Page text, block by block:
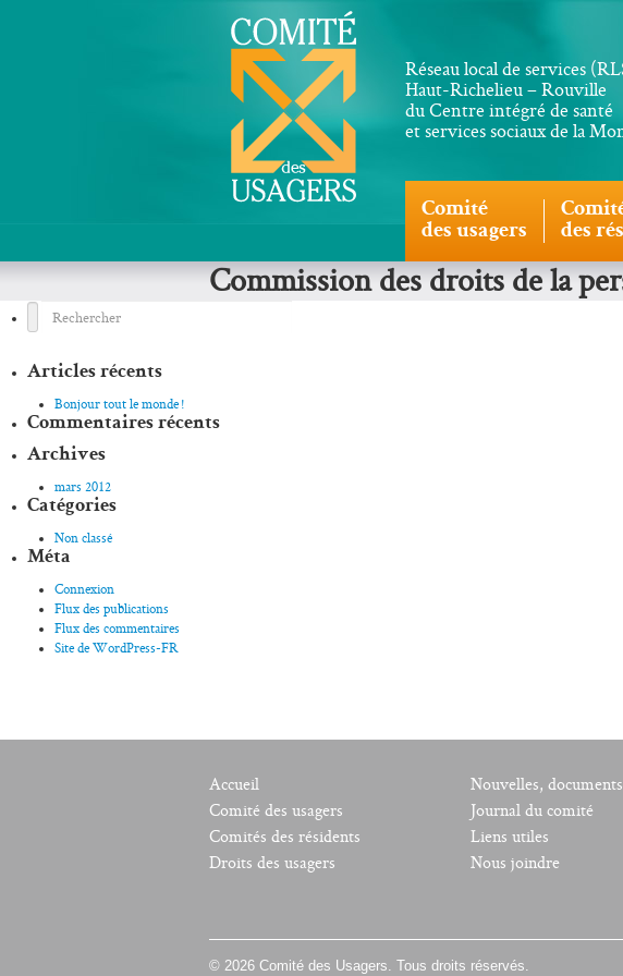
Réseau local de services
Haut-Richelieu – Rouville
du Centre intégré de santé
et services sociaux de la
Comité
des usagers
des
Commission des droits de la
Articles récents
Bonjour tout le monde !
Commentaires récents
Archives
mars 2012
Catégories
Non classé
Méta
Connexion
Flux des publications
Flux des commentaires
Site de WordPress-FR
Accueil
Comité des usagers
Comités des résidents
Droits des usagers
Nouvelles,
Journal du comité
Liens utiles
Nous joindre
© 2026 Comité des Usagers. Tous droits réservés.